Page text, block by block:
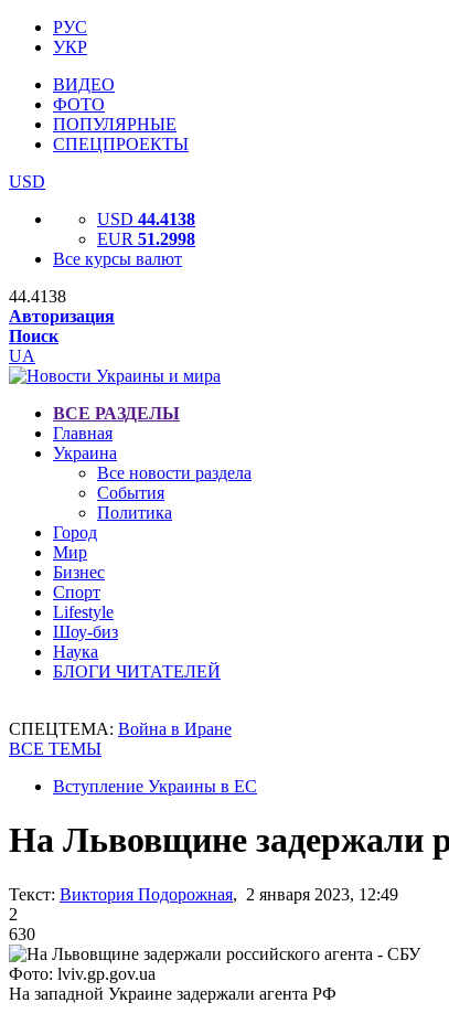
РУС
УКР
ВИДЕО
ФОТО
ПОПУЛЯРНЫЕ
СПЕЦПРОЕКТЫ
USD
USD 44.4138
EUR 51.2998
Все курсы валют
44.4138
Авторизация
Поиск
UA
ВСЕ РАЗДЕЛЫ
Главная
Украина
Все новости раздела
События
Политика
Город
Мир
Бизнес
Спорт
Lifestyle
Шоу-биз
Наука
БЛОГИ ЧИТАТЕЛЕЙ
СПЕЦТЕМА: Война в Иране
ВСЕ ТЕМЫ
Вступление Украины в ЕС
На Львовщине задержали
Текст: Виктория Подорожная, 2 января 2023, 12:49
2
630
Фото: lviv.gp.gov.ua
На западной Украине задержали агента РФ